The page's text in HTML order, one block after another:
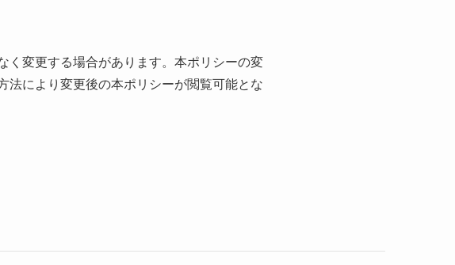
く変更する場合があります。本ポリシーの変
法により変更後の本ポリシーが閲覧可能とな